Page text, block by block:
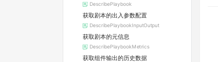
DescribePlaybook
获取剧本的出入参数配置
DescribePlaybookInputOutput
获取剧本的元信息
DescribePlaybookMetrics
获取组件输出的历史数据